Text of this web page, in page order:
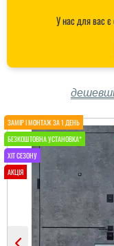
У нас для вас є